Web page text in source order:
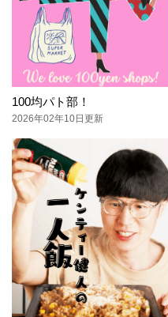
100均パト部！
2026年02年10日更新